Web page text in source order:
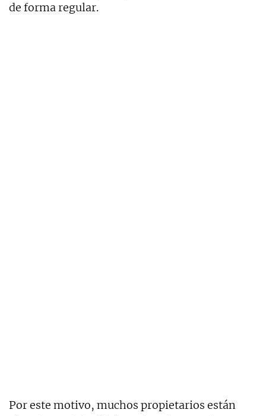
de forma regular.
Por este motivo, muchos propietarios están